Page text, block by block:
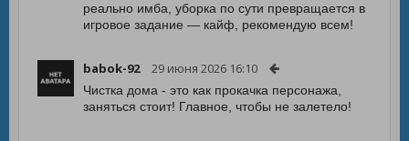
реально имба, уборка по сути превращается в
игровое задание — кайф, рекомендую всем!
babok-92 29 июня 2026 16:10
Чистка дома - это как прокачка персонажа,
заняться стоит! Главное, чтобы не залетело!